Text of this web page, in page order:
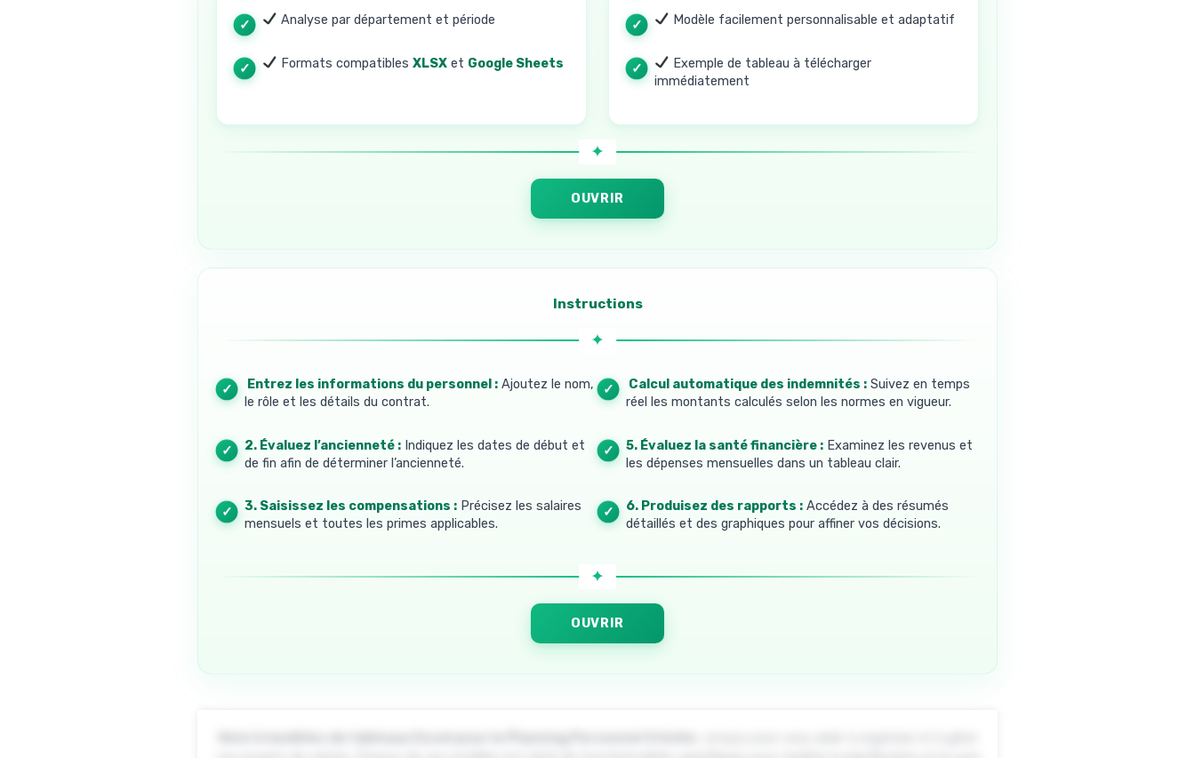
Analyse par département et période
Formats compatibles XLSXet Google Sheets
Modèle facilement personnalisable et adaptatif
Exemple de tableau à télécharger
immédiatement
OUVRIR
Instructions
1. Entrez les informations du personnel : Ajoutez le nom,
le rôle et les détails du contrat.
2. Évaluez l’ancienneté : Indiquez les dates de début et
de fin afin de déterminer l’ancienneté.
3. Saisissez les compensations : Précisez les salaires
mensuels et toutes les primes applicables.
4. Calcul automatique des indemnités : Suivez en temps
réel les montants calculés selon les normes en vigueur.
5. Évaluez la santé financière : Examinez les revenus et
les dépenses mensuelles dans un tableau clair.
6. Produisez des rapports : Accédez à des résumés
détaillés et des graphiques pour affiner vos décisions.
OUVRIR